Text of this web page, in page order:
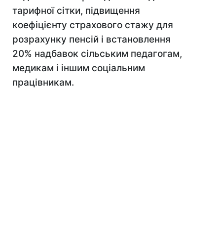
тарифної сітки, підвищення
коефіцієнту страхового стажу для
розрахунку пенсій і встановлення
20% надбавок сільським педагогам,
медикам і іншим соціальним
працівникам.